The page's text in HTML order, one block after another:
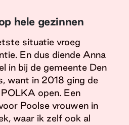
hele gezinnen
situatie vroeg
En dus diende Anna
in bij de gemeente Den
want in 2018 ging de
open. Een
Poolse vrouwen in
waar ik zelf ook al